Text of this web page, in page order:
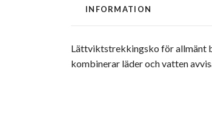
INFORMATION
Lättviktstrekkingsko för allmänt
kombinerar läder och vatten